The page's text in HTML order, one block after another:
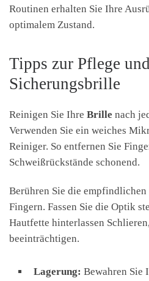
Routinen erhalten Sie Ihre
optimalem Zustand.
Tipps zur Pflege
Sicherungsbrille
Reinigen Sie Ihre Brille nach
Verwenden Sie ein weiches
Reiniger. So entfernen Sie
Schweißrückstände schonend.
Berühren Sie die
Fingern. Fassen Sie die Optik
Hautfette hinterlassen
beeinträchtigen.
Lagerung: Bewahren Sie